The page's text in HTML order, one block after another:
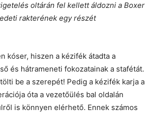
oltárán fel kellett áldozni a Boxer
rakterének egy részét
kóser, hiszen a kézifék átadta a
és hátrameneti fokozatainak a stafétát.
be a szerepét! Pedig a kézifék karja a
óta a vezetőülés bal oldalán
is könnyen elérhető. Ennek számos